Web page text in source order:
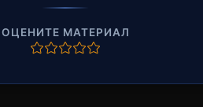
ОЦЕНИТЕ МАТЕРИАЛ